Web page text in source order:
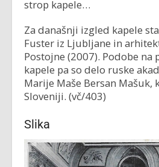
strop kapele…
Za današnji izgled kapele
Fuster iz Ljubljane in
Postojne (2007). Podobe na
kapele pa so delo ruske
Marije Maše Bersan Mašuk,
Sloveniji. (vč/403)
Slika